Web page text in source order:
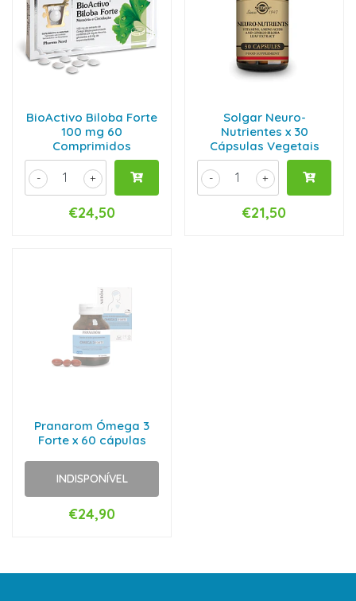
BioActivo Biloba Forte
100 mg 60
Comprimidos
+
-
€24,50
Solgar Neuro-
Nutrientes x 30
Cápsulas Vegetais
+
-
€21,50
Pranarom Ómega 3
Forte x 60 cápulas
INDISPONÍVEL
€24,90